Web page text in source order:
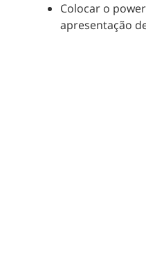
Colocar o
apresentação